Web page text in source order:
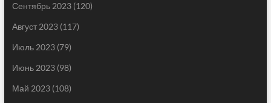
Сентябрь 2023(120)
Август 2023(117)
Июль 2023(79)
Июнь 2023(98)
Май 2023(108)